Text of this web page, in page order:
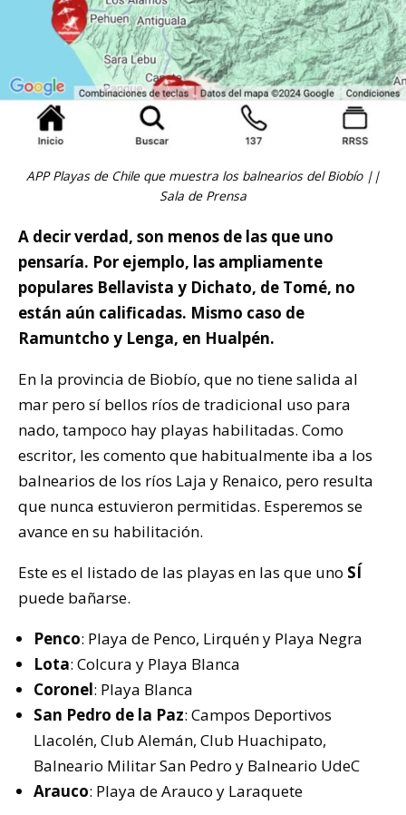
APP Playas de Chile que muestra los balnearios del Biobío ||
Sala de Prensa
A decir verdad, son menos de las que uno
pensaría. Por ejemplo, las ampliamente
populares Bellavista y Dichato, de Tomé, no
están aún calificadas. Mismo caso de
Ramuntcho y Lenga, en Hualpén.
En la provincia de Biobío, que no tiene salida al
mar pero sí bellos ríos de tradicional uso para
nado, tampoco hay playas habilitadas. Como
escritor, les comento que habitualmente iba a los
balnearios de los ríos Laja y Renaico, pero resulta
que nunca estuvieron permitidas. Esperemos se
avance en su habilitación.
Este es el listado de las playas en las que uno SÍ
puede bañarse.
Penco: Playa de Penco, Lirquén y Playa Negra
Lota: Colcura y Playa Blanca
Coronel: Playa Blanca
San Pedro de la Paz: Campos Deportivos
Llacolén, Club Alemán, Club Huachipato,
Balneario Militar San Pedro y Balneario UdeC
Arauco: Playa de Arauco y Laraquete